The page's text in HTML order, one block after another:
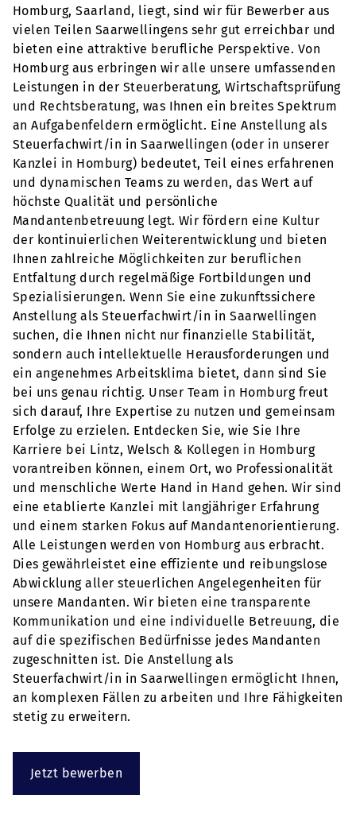
Homburg, Saarland, liegt, sind wir für Bewerber aus
vielen Teilen Saarwellingens sehr gut erreichbar und
bieten eine attraktive berufliche Perspektive. Von
Homburg aus erbringen wir alle unsere umfassenden
Leistungen in der Steuerberatung, Wirtschaftsprüfung
und Rechtsberatung, was Ihnen ein breites Spektrum
an Aufgabenfeldern ermöglicht. Eine Anstellung als
Steuerfachwirt/in in Saarwellingen (oder in unserer
Kanzlei in Homburg) bedeutet, Teil eines erfahrenen
und dynamischen Teams zu werden, das Wert auf
höchste Qualität und persönliche
Mandantenbetreuung legt. Wir fördern eine Kultur
der kontinuierlichen Weiterentwicklung und bieten
Ihnen zahlreiche Möglichkeiten zur beruflichen
Entfaltung durch regelmäßige Fortbildungen und
Spezialisierungen. Wenn Sie eine zukunftssichere
Anstellung als Steuerfachwirt/in in Saarwellingen
suchen, die Ihnen nicht nur finanzielle Stabilität,
sondern auch intellektuelle Herausforderungen und
ein angenehmes Arbeitsklima bietet, dann sind Sie
bei uns genau richtig. Unser Team in Homburg freut
sich darauf, Ihre Expertise zu nutzen und gemeinsam
Erfolge zu erzielen. Entdecken Sie, wie Sie Ihre
Karriere bei Lintz, Welsch & Kollegen in Homburg
vorantreiben können, einem Ort, wo Professionalität
und menschliche Werte Hand in Hand gehen. Wir sind
eine etablierte Kanzlei mit langjähriger Erfahrung
und einem starken Fokus auf Mandantenorientierung.
Alle Leistungen werden von Homburg aus erbracht.
Dies gewährleistet eine effiziente und reibungslose
Abwicklung aller steuerlichen Angelegenheiten für
unsere Mandanten. Wir bieten eine transparente
Kommunikation und eine individuelle Betreuung, die
auf die spezifischen Bedürfnisse jedes Mandanten
zugeschnitten ist. Die Anstellung als
Steuerfachwirt/in in Saarwellingen ermöglicht Ihnen,
an komplexen Fällen zu arbeiten und Ihre Fähigkeiten
stetig zu erweitern.
Jetzt bewerben